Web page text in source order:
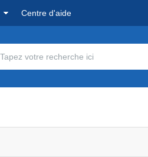
Centre d'aide